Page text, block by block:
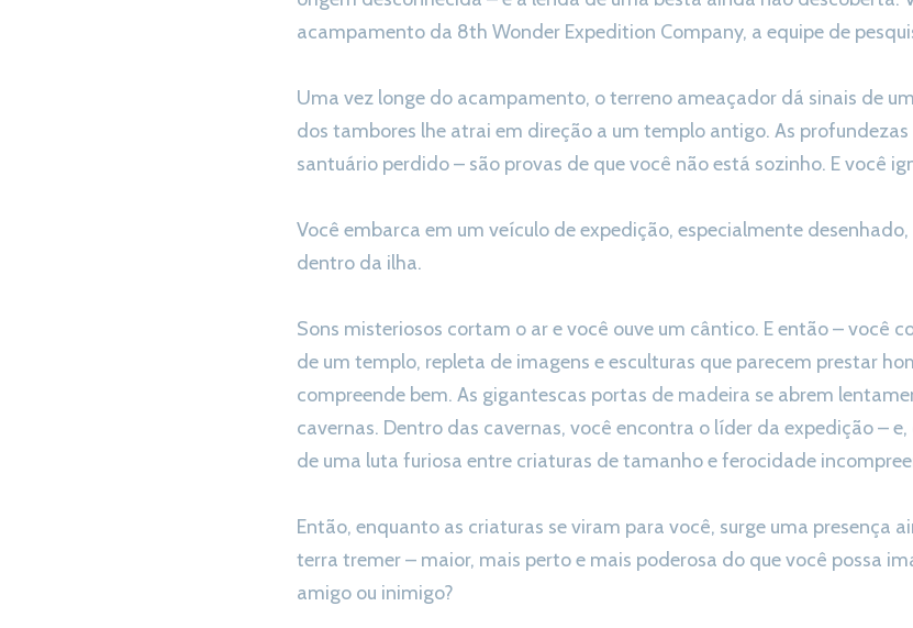
acampamento da 8th Wonder Expedition Company, a equipe de
Uma vez longe do acampamento, o terreno ameaçador dá sinais de
dos tambores lhe atrai em direção a um templo antigo. As
santuário perdido – são provas de que você não está sozinho. E você
Você embarca em um veículo de expedição, especialmente
dentro da ilha.
Sons misteriosos cortam o ar e você ouve um cântico. E então – você
de um templo, repleta de imagens e esculturas que parecem prestar
compreende bem. As gigantescas portas de madeira se abrem
cavernas. Dentro das cavernas, você encontra o líder da expedição –
de uma luta furiosa entre criaturas de tamanho e ferocidade
Então, enquanto as criaturas se viram para você, surge uma presença
terra tremer – maior, mais perto e mais poderosa do que você possa
amigo ou inimigo?